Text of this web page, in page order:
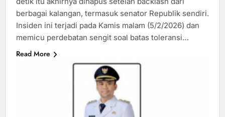
berbagai kalangan, termasuk senator Republik sendiri.
Insiden ini terjadi pada Kamis malam (5/2/2026) dan
memicu perdebatan sengit soal batas toleransi…
Read More